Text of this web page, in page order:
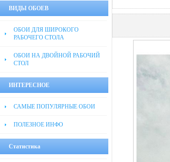
ВИДЫ ОБОЕВ
ОБОИ ДЛЯ ШИРОКОГО
РАБОЧЕГО СТОЛА
ОБОИ НА ДВОЙНОЙ РАБОЧИЙ
СТОЛ
ИНТЕРЕСНОЕ
САМЫЕ ПОПУЛЯРНЫЕ ОБОИ
ПОЛЕЗНОЕ ИНФО
Статистика